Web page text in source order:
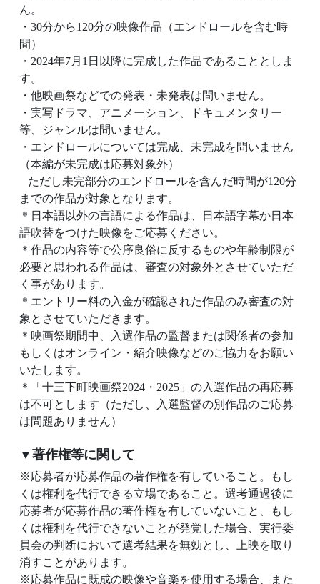
ん。
・30分から120分の映像作品（エンドロールを含む時
間）
・2024年7月1日以降に完成した作品であることとしま
す。
・他映画祭などでの発表・未発表は問いません。
・実写ドラマ、アニメーション、ドキュメンタリー
等、ジャンルは問いません。
・エンドロールについては完成、未完成を問いません
（本編が未完成は応募対象外）
ただし未完部分のエンドロールを含んだ時間が120分
までの作品が対象となります。
＊日本語以外の言語による作品は、日本語字幕か日本
語吹替をつけた映像をご応募ください。
＊作品の内容等で公序良俗に反するものや年齢制限が
必要と思われる作品は、審査の対象外とさせていただ
く事があります。
＊エントリー料の入金が確認された作品のみ審査の対
象とさせていただきます。
＊映画祭期間中、入選作品の監督または関係者の参加
もしくはオンライン・紹介映像などのご協力をお願い
いたします。
＊「十三下町映画祭2024・2025」の入選作品の再応募
は不可とします（ただし、入選監督の別作品のご応募
は問題ありません）
▼著作権等に関して
※応募者が応募作品の著作権を有していること。もし
くは権利を代行できる立場であること。選考通過後に
応募者が応募作品の著作権を有していないこと、もし
くは権利を代行できないことが発覚した場合、実行委
員会の判断において選考結果を無効とし、上映を取り
消すことがあります。
※応募作品に既成の映像や音楽を使用する場合、また